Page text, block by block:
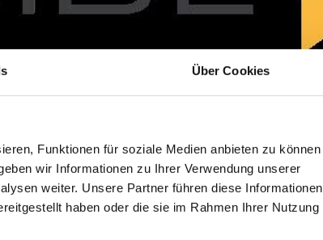
Über Cookies
Funktionen für soziale Medien anbieten zu können
wir Informationen zu Ihrer Verwendung unserer
weiter. Unsere Partner führen diese Informationen
haben oder die sie im Rahmen Ihrer Nutzung
Ihre Themen informiert!